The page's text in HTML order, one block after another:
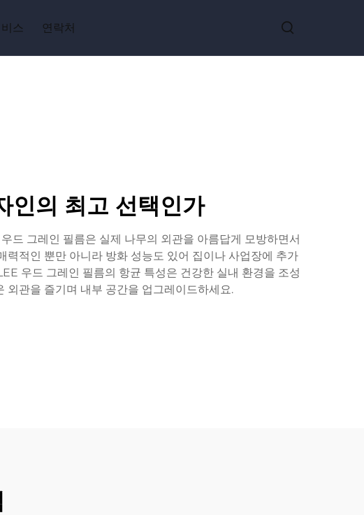
스 연락처
인의 최고 선택인가
드 그레인 필름은 실제 나무의 외관을 아름답게 모방하면서
적인 뿐만 아니라 방화 성능도 있어 집이나 사업장에 추가
우드 그레인 필름의 항균 특성은 건강한 실내 환경을 조성
외관을 즐기며 내부 공간을 업그레이드하세요.